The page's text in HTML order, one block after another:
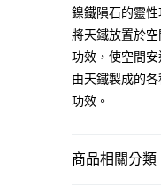
運送方式
全家取貨付款
每筆NT$80，
每筆NT$80，
鎳鐵隕石的靈
將天鐵放置於
功效，使空間安
由天鐵製成的
功效。
商品相關分類